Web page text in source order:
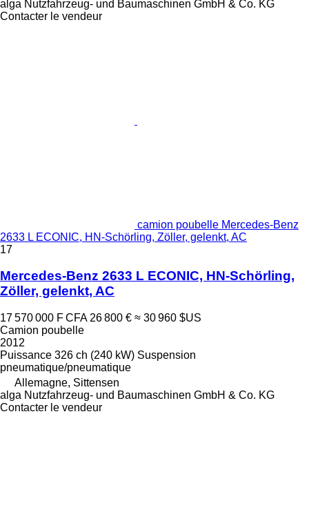
alga Nutzfahrzeug- und Baumaschinen GmbH & Co. KG
Contacter le vendeur
camion poubelle Mercedes-Benz
2633 L ECONIC, HN-Schörling, Zöller, gelenkt, AC
17
Mercedes-Benz 2633 L ECONIC, HN-Schörling,
Zöller, gelenkt, AC
17 570 000 F CFA 26 800 € ≈ 30 960 $US
Camion poubelle
2012
Puissance 326 ch (240 kW) Suspension
pneumatique/pneumatique
Allemagne, Sittensen
alga Nutzfahrzeug- und Baumaschinen GmbH & Co. KG
Contacter le vendeur